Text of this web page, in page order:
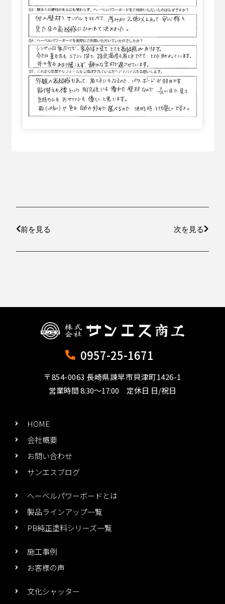
前を見る 次を見る
0957-25-1671
〒854-0063 長崎県諫早市貝津町1426-1
営業時間 8:30～17:00 定休日 日/祝日
HOME
会社概要
お問い合わせ
サンエスブログ
へーベルパワーボードとは
製品ラインアップ一覧
PB純正塗料シリーズ一覧
施工事例
お客様の声
文化シャッター